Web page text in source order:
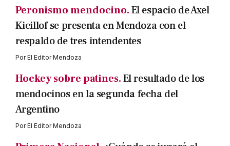
Peronismo mendocino.El espacio de Axel
Kicillof se presenta en Mendoza con el
respaldo de tres intendentes
PorEl Editor Mendoza
Hockey sobre patines.El resultado de los
mendocinos en la segunda fecha del
Argentino
PorEl Editor Mendoza